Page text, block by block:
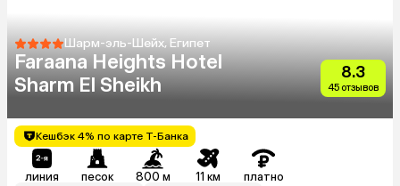
Шарм-эль-Шейх, Египет
Faraana Heights Hotel
Sharm El Sheikh
8.3
45 отзывов
Кешбэк 4% по карте Т-Банка
линия песок 800 м 11 км платно